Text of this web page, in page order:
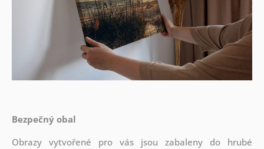
Bezpečný obal
Obrazy vytvořené pro vás jsou zabaleny do hrubé